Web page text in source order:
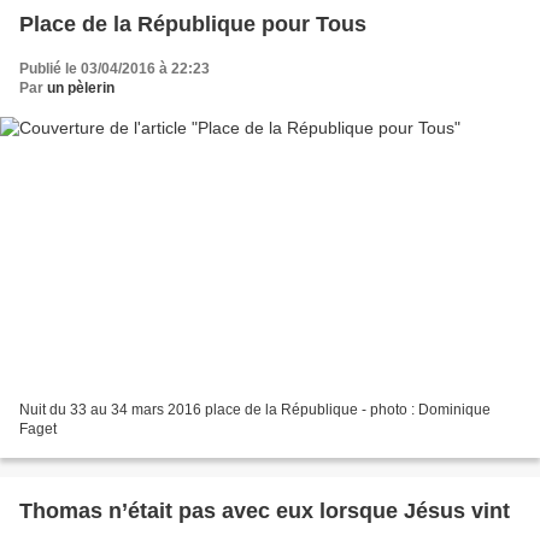
Place de la République pour Tous
Publié le 03/04/2016 à 22:23
Par un pèlerin
Nuit du 33 au 34 mars 2016 place de la République - photo : Dominique
Faget
Thomas n’était pas avec eux lorsque Jésus vint